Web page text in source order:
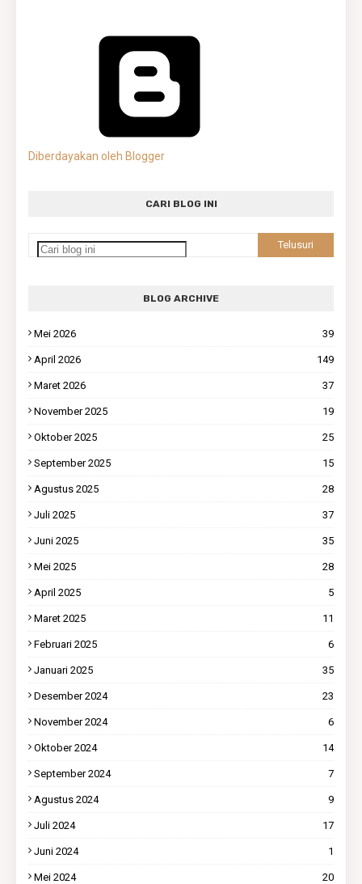
Diberdayakan oleh Blogger
CARI BLOG INI
BLOG ARCHIVE
Mei 2026 39
April 2026 149
Maret 2026 37
November 2025 19
Oktober 2025 25
September 2025 15
Agustus 2025 28
Juli 2025 37
Juni 2025 35
Mei 2025 28
April 2025 5
Maret 2025 11
Februari 2025 6
Januari 2025 35
Desember 2024 23
November 2024 6
Oktober 2024 14
September 2024 7
Agustus 2024 9
Juli 2024 17
Juni 2024 1
Mei 2024 20